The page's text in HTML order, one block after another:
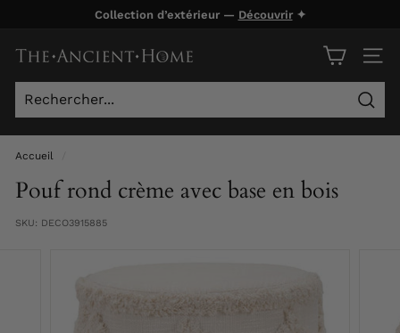
contenu
Collection d’extérieur — Découvrir✦
T
h
e
A
n
c
e
Accueil
Pouf rond crème avec base en bois
SKU: DECO3915885